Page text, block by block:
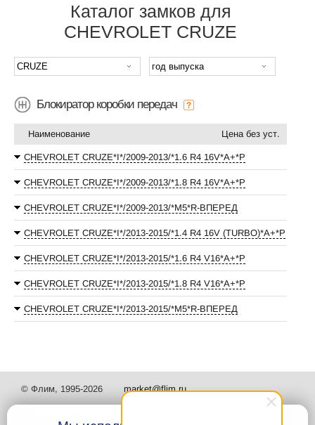
Каталог замков для
CHEVROLET CRUZE
Блокиратор коробки передач
Наименование Цена без уст.
CHEVROLET CRUZE*I*/2009-2013/*1.6 R4 16V*А+*P
CHEVROLET CRUZE*I*/2009-2013/*1.8 R4 16V*А+*P
CHEVROLET CRUZE*I*/2009-2013/*М5*R-ВПЕРЕД
CHEVROLET CRUZE*I*/2013-2015/*1.4 R4 16V (TURBO)*А+*P
CHEVROLET CRUZE*I*/2013-2015/*1.6 R4 V16*А+*P
CHEVROLET CRUZE*I*/2013-2015/*1.8 R4 V16*А+*P
CHEVROLET CRUZE*I*/2013-2015/*М5*R-ВПЕРЕД
© Флим, 1995-2026 market@flim.ru